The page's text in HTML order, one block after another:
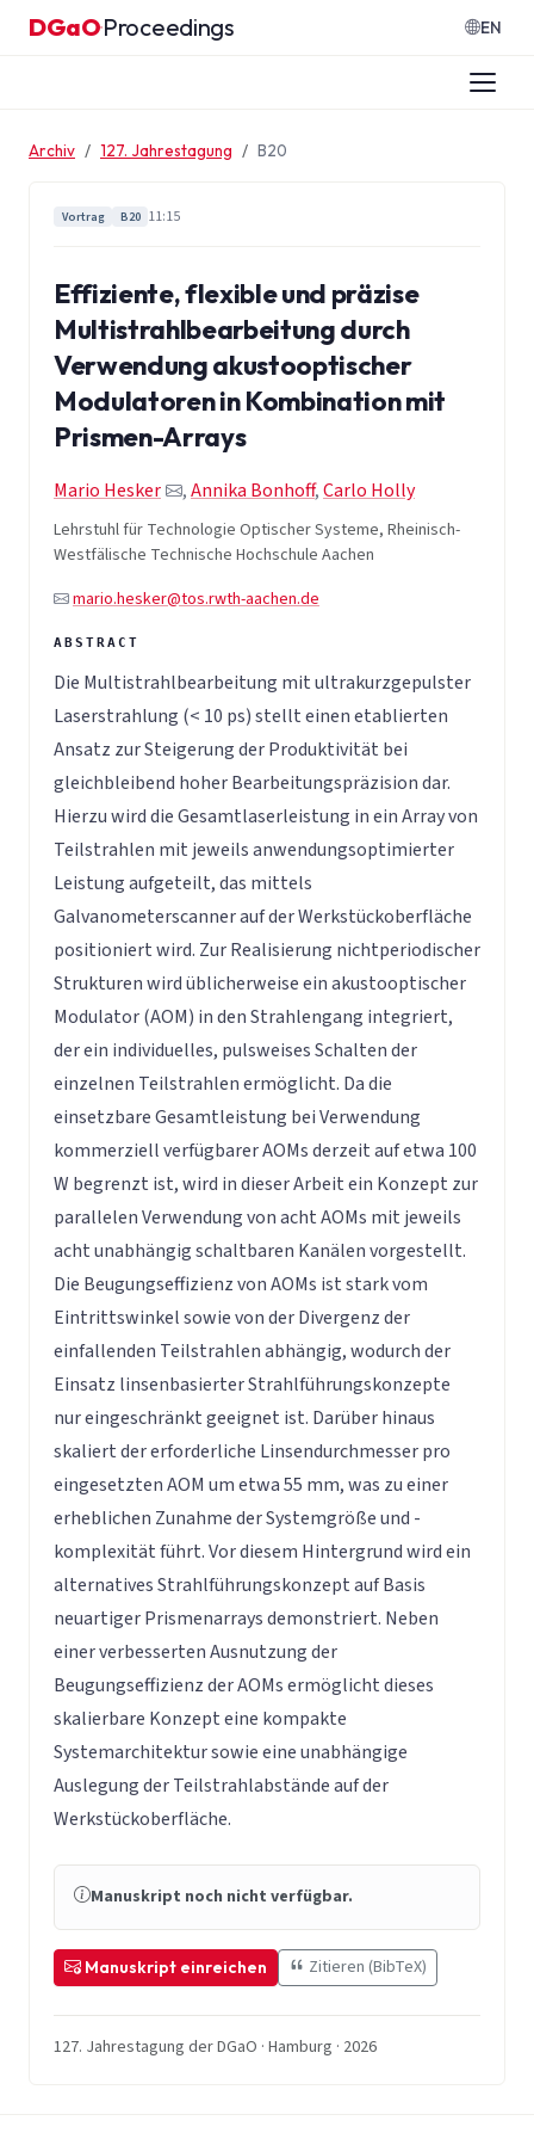
Zum Inhalt springen
DGaO·Proceedings EN
Archiv 127. Jahrestagung B20
Vortrag B20 11:15
Effiziente, flexible und präzise
Multistrahlbearbeitung durch
Verwendung akustooptischer
Modulatoren in Kombination mit
Prismen-Arrays
Mario Hesker ,Annika Bonhoff,Carlo Holly
Lehrstuhl für Technologie Optischer Systeme, Rheinisch-
Westfälische Technische Hochschule Aachen
mario.hesker@tos.rwth-aachen.de
Die Multistrahlbearbeitung mit ultrakurzgepulster
Laserstrahlung (< 10 ps) stellt einen etablierten
Ansatz zur Steigerung der Produktivität bei
gleichbleibend hoher Bearbeitungspräzision dar.
Hierzu wird die Gesamtlaserleistung in ein Array von
Teilstrahlen mit jeweils anwendungsoptimierter
Leistung aufgeteilt, das mittels
Galvanometerscanner auf der Werkstückoberfläche
positioniert wird. Zur Realisierung nichtperiodischer
Strukturen wird üblicherweise ein akustooptischer
Modulator (AOM) in den Strahlengang integriert,
der ein individuelles, pulsweises Schalten der
einzelnen Teilstrahlen ermöglicht. Da die
einsetzbare Gesamtleistung bei Verwendung
kommerziell verfügbarer AOMs derzeit auf etwa 100
W begrenzt ist, wird in dieser Arbeit ein Konzept zur
parallelen Verwendung von acht AOMs mit jeweils
acht unabhängig schaltbaren Kanälen vorgestellt.
Die Beugungseffizienz von AOMs ist stark vom
Eintrittswinkel sowie von der Divergenz der
einfallenden Teilstrahlen abhängig, wodurch der
Einsatz linsenbasierter Strahlführungskonzepte
nur eingeschränkt geeignet ist. Darüber hinaus
skaliert der erforderliche Linsendurchmesser pro
eingesetzten AOM um etwa 55 mm, was zu einer
erheblichen Zunahme der Systemgröße und -
komplexität führt. Vor diesem Hintergrund wird ein
alternatives Strahlführungskonzept auf Basis
neuartiger Prismenarrays demonstriert. Neben
einer verbesserten Ausnutzung der
Beugungseffizienz der AOMs ermöglicht dieses
skalierbare Konzept eine kompakte
Systemarchitektur sowie eine unabhängige
Auslegung der Teilstrahlabstände auf der
Werkstückoberfläche.
Manuskript noch nicht verfügbar.
Manuskript einreichen Zitieren (BibTeX)
127. Jahrestagung der DGaO · Hamburg · 2026